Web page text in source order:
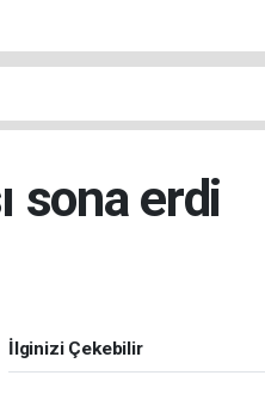
sona erdi
İlginizi Çekebilir